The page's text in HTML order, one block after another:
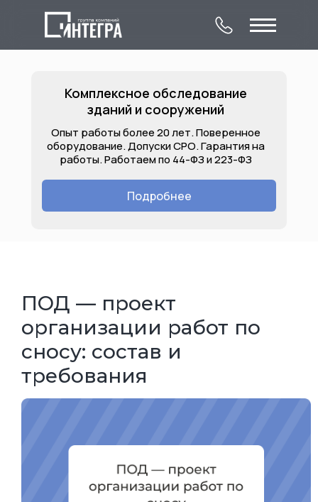
Комплексное
обследование
зданий и сооружений
О компании
Услуги
Объекты
Лицензии
Контакты
Комплексное обследование
зданий и сооружений
Подробнее
Опыт работы более 20 лет. Поверенное
оборудование. Допуски СРО. Гарантия на
работы. Работаем по 44-ФЗ и 223-ФЗ
ПОД — проект
организации работ по
сносу: состав и
требования